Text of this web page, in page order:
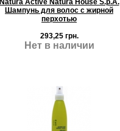
Natura Active Natura House S.p.A.
Шампунь для волос с жирной
перхотью
293,25 грн.
Нет в наличии